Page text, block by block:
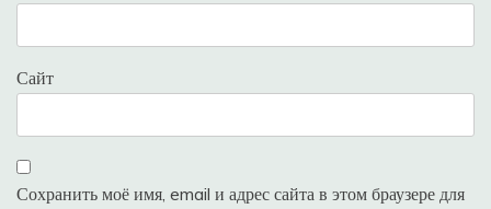
Сайт
Сохранить моё имя, email и адрес сайта в этом браузере для